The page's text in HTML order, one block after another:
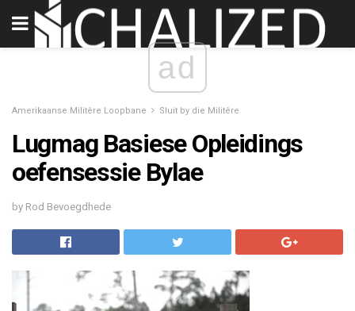
ad
Amerikaanse Militêre Loopbane Sluit by die Militêre
Lugmag Basiese Opleidings
oefensessie Bylae
by Rod Bevoegdhede